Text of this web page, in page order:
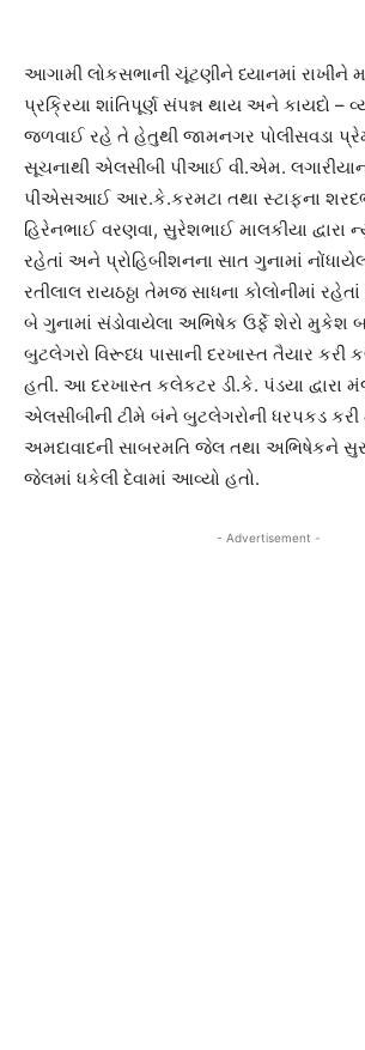
આગામી લોકસભાની ચૂંટણીને ધ્યાનમાં રાખીને
પ્રક્રિયા શાંતિપૂર્ણ સંપન્ન થાય અને કાયદો –
જળવાઈ રહે તે હેતુથી જામનગર પોલીસવડા
સૂચનાથી એલસીબી પીઆઈ વી.એમ.
પીએસઆઈ આર.કે.કરમટા તથા સ્ટાફના
હિરેનભાઈ વરણવા, સુરેશભાઈ માલકીયા દ્વારા
રહેતાં અને પ્રોહિબીશનના સાત ગુનામાં
રતીલાલ રાયઠઠ્ઠા તેમજ સાધના કોલોનીમાં
બે ગુનામાં સંડોવાયેલા અભિષેક ઉર્ફે શેરો મુકેશ
બુટલેગરો વિરૂધ્ધ પાસાની દરખાસ્ત તૈયાર કરી
હતી. આ દરખાસ્ત કલેકટર ડી.કે. પંડયા દ્વારા
એલસીબીની ટીમે બંને બુટલેગરોની ધરપકડ
અમદાવાદની સાબરમતિ જેલ તથા અભિષેકને
જેલમાં ધકેલી દેવામાં આવ્યો હતો.
- Advertisement -